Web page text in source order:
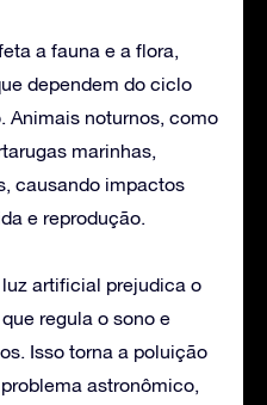
a fauna e a flora,
dependem do ciclo
Animais noturnos, como
marinhas,
causando impactos
e reprodução.
artificial prejudica o
regula o sono e
Isso torna a poluição
astronômico,